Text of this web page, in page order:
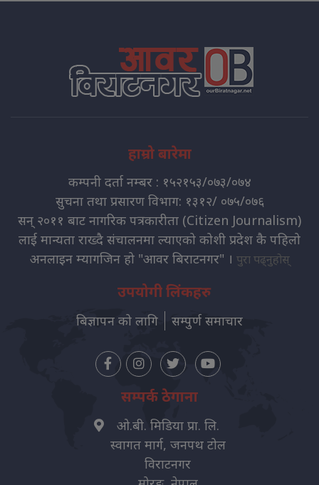
हाम्रो बारेमा
कम्पनी दर्ता नम्बर : १५२१५३/०७३/०७४
सुचना तथा प्रसारण विभाग: १३१२/ ०७५/०७६
सन् २०११ बाट नागरिक पत्रकारीता (Citizen Journalism)
लाई मान्यता राख्दै संचालनमा ल्याएको कोशी प्रदेश कै पहिलो
अनलाइन म्यागजिन हो "आवर बिराटनगर" । पुरा पढ्नुहोस्
उपयोगी लिंकहरु
बिज्ञापन को लागि सम्पुर्ण समाचार
सम्पर्क ठेगाना
ओ.बी. मिडिया प्रा. लि.
स्वागत मार्ग, जनपथ टोल
विराटनगर